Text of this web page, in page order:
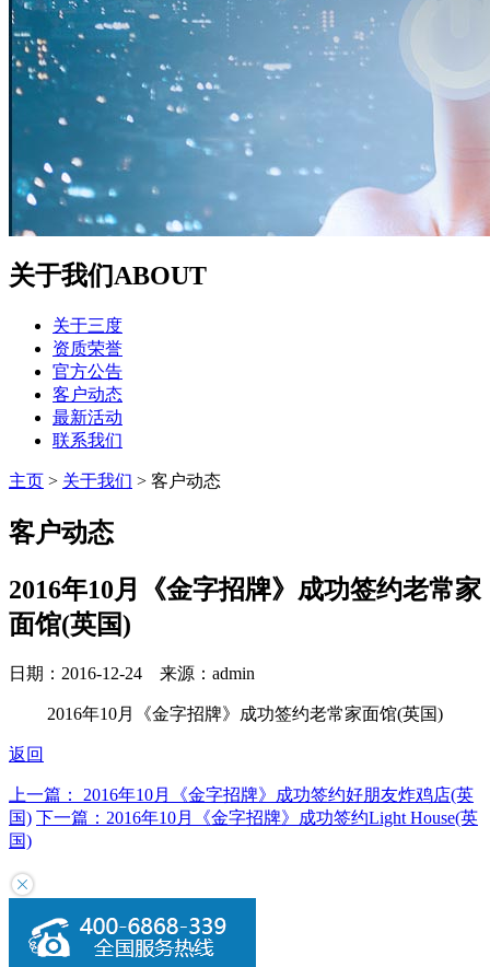
关于我们ABOUT
关于三度
资质荣誉
官方公告
客户动态
最新活动
联系我们
主页 > 关于我们 > 客户动态
客户动态
2016年10月《金字招牌》成功签约老常家
面馆(英国)
日期：2016-12-24 来源：admin
2016年10月《金字招牌》成功签约老常家面馆(英国)
返回
上一篇： 2016年10月《金字招牌》成功签约好朋友炸鸡店(英
国) 下一篇： 2016年10月《金字招牌》成功签约Light House(英
国)